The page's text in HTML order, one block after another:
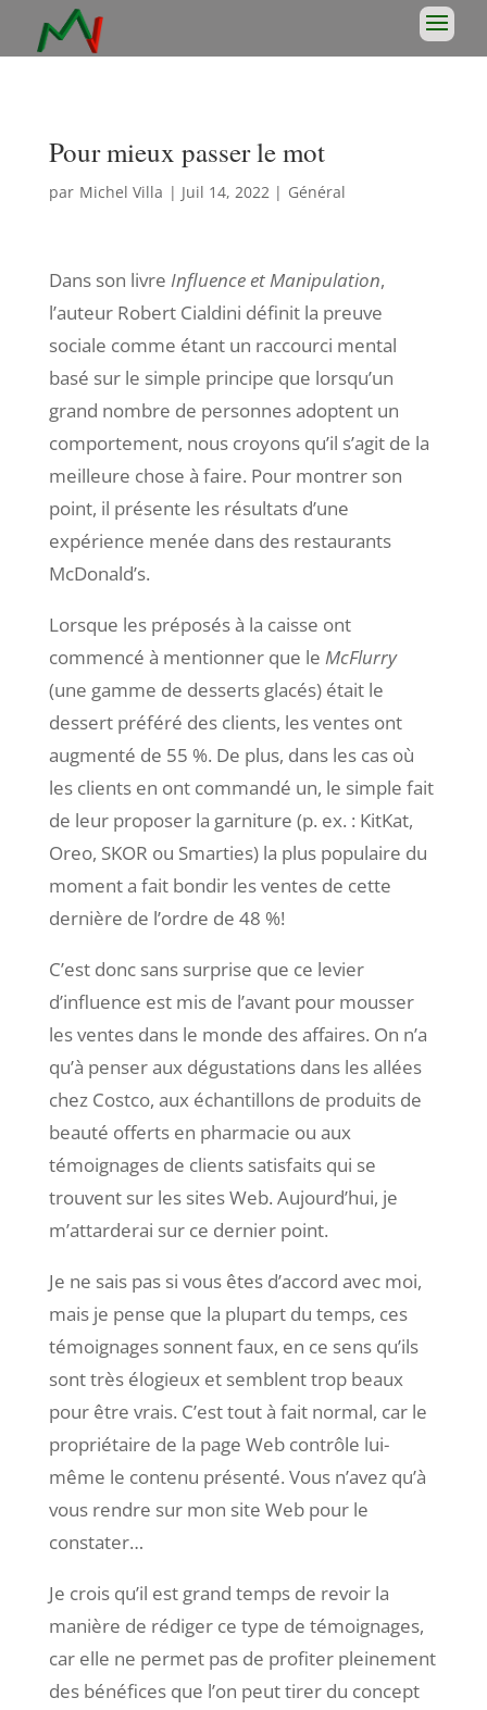
Pour mieux passer le mot
par Michel Villa | Juil 14, 2022| Général
Dans son livre Influence et Manipulation,
l’auteur Robert Cialdini définit la preuve
sociale comme étant un raccourci mental
basé sur le simple principe que lorsqu’un
grand nombre de personnes adoptent un
comportement, nous croyons qu’il s’agit de la
meilleure chose à faire. Pour montrer son
point, il présente les résultats d’une
expérience menée dans des restaurants
McDonald’s.
Lorsque les préposés à la caisse ont
commencé à mentionner que le McFlurry
(une gamme de desserts glacés) était le
dessert préféré des clients, les ventes ont
augmenté de 55 %. De plus, dans les cas où
les clients en ont commandé un, le simple fait
de leur proposer la garniture (p. ex. : KitKat,
Oreo, SKOR ou Smarties) la plus populaire du
moment a fait bondir les ventes de cette
dernière de l’ordre de 48 %!
C’est donc sans surprise que ce levier
d’influence est mis de l’avant pour mousser
les ventes dans le monde des affaires. On n’a
qu’à penser aux dégustations dans les allées
chez Costco, aux échantillons de produits de
beauté offerts en pharmacie ou aux
témoignages de clients satisfaits qui se
trouvent sur les sites Web. Aujourd’hui, je
m’attarderai sur ce dernier point.
Je ne sais pas si vous êtes d’accord avec moi,
mais je pense que la plupart du temps, ces
témoignages sonnent faux, en ce sens qu’ils
sont très élogieux et semblent trop beaux
pour être vrais. C’est tout à fait normal, car le
propriétaire de la page Web contrôle lui-
même le contenu présenté. Vous n’avez qu’à
vous rendre sur mon site Web pour le
constater…
Je crois qu’il est grand temps de revoir la
manière de rédiger ce type de témoignages,
car elle ne permet pas de profiter pleinement
des bénéfices que l’on peut tirer du concept